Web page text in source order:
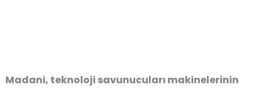
Madani, teknoloji savunucuları makinelerinin